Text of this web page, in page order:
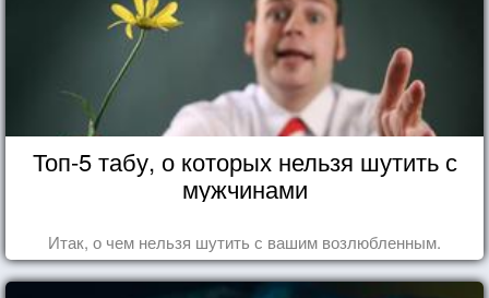
Топ-5 табу, о которых нельзя шутить с
мужчинами
Итак, о чем нельзя шутить с вашим возлюбленным.